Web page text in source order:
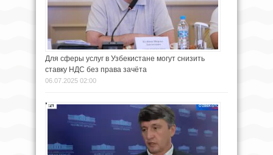
Для сферы услуг в Узбекистане могут снизить
ставку НДС без права зачёта
06.07.2025 02:00